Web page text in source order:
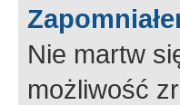
Nie martw
możliwość